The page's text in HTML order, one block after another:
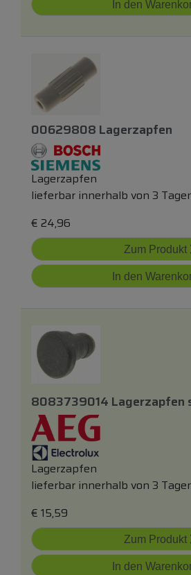
In den
00629808 Lagerzapfen
Lagerzapfen
lieferbar innerhalb von 3
€ 24,96
Zum Produkt
In den
8083739014 Lagerzapfen
Lagerzapfen
lieferbar innerhalb von 3
€ 15,59
Zum Produkt
In den